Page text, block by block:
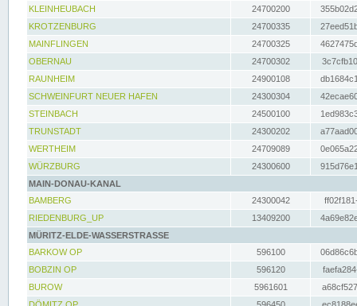
KLEINHEUBACH 24700200
KROTZENBURG
24700335
MAINFLINGEN
24700325
OBERNAU
24700302
RAUNHEIM
24900108
SCHWEINFURT NEUER HAFEN
24300304
STEINBACH
24500100
TRUNSTADT
24300202
WERTHEIM
24709089
WÜRZBURG
24300600
MAIN-DONAU-KANAL
BAMBERG
24300042
RIEDENBURG_UP
13409200
MÜRITZ-ELDE-WASSERSTRASSE
BARKOW OP
596100
BOBZIN OP
596120
BUROW
5961601